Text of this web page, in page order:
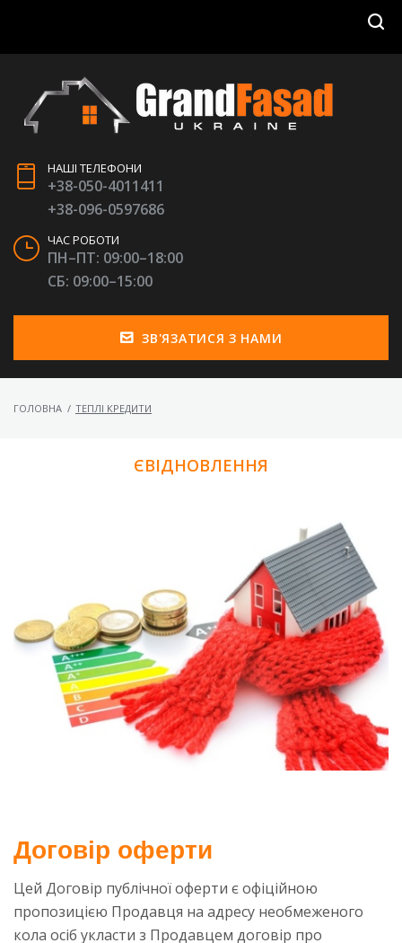
НАШІ ТЕЛЕФОНИ
+38-050-4011411
+38-096-0597686
ЧАС РОБОТИ
ПН–ПТ: 09:00–18:00
СБ: 09:00–15:00
ЗВ'ЯЗАТИСЯ З НАМИ
ГОЛОВНА / ТЕПЛІ КРЕДИТИ
ЄВІДНОВЛЕННЯ
Договір оферти
Цей Договір публічної оферти є офіційною
пропозицією Продавця на адресу необмеженого
кола осіб укласти з Продавцем договір про